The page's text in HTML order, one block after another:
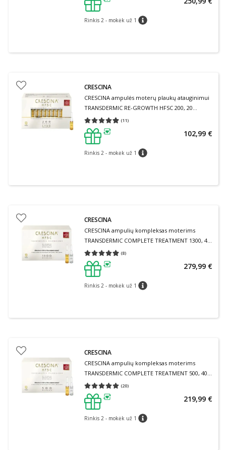
patarimas
Rinkis 2 - mokėk už 1 patarimas
CRESCINA
CRESCINA ampulės moterų plaukų atauginimui
TRANSDERMIC RE-GROWTH HFSC 200, 20
ampulių
(11)
Vidutinis įvertinimas 4.91
patarimas
Rinkis 2 - mokėk už 1 patarimas
102,99 €
CRESCINA
CRESCINA ampulių kompleksas moterims
TRANSDERMIC COMPLETE TREATMENT 1300, 40
ampulių
(8)
Vidutinis įvertinimas 4.88
patarimas
Rinkis 2 - mokėk už 1 patarimas
279,99 €
CRESCINA
CRESCINA ampulių kompleksas moterims
TRANSDERMIC COMPLETE TREATMENT 500, 40
ampulių
(20)
Vidutinis įvertinimas 5.00
patarimas
Rinkis 2 - mokėk už 1 patarimas
219,99 €